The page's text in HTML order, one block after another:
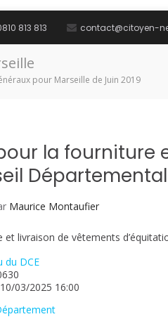
813 813 contact@citoyen-
pour Marseille de Juin 2019
la fourniture
Maurice Montaufier
livraison de vêtements
du DCE
03/2025 16:00